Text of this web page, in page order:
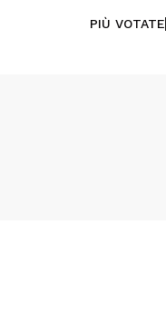
PIÙ VOTATE